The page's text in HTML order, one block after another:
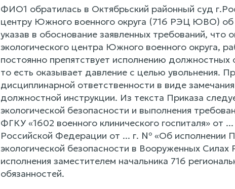
ФИО1 обратилась в Октябрьский районный суд
центру Южного военного округа (716 РЭЦ ЮВО) об
указав в обоснование заявленных требований, что
экологического центра Южного военного округа,
постоянно препятствует исполнению
то есть оказывает давление с целью увольнения.
дисциплинарной ответственности в виде
должностной инструкции. Из текста Приказа
экологической безопасности и выполнения
ФГКУ «1602 военного клинического госпиталя»
Российской Федерации от ... г. № «Об исполнении
экологической безопасности в Вооруженных
исполнения заместителем начальника 716
обязанностей.